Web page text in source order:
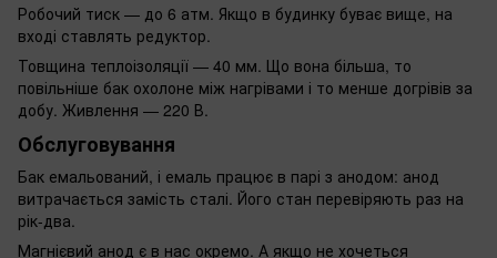
Робочий тиск — до 6 атм. Якщо в будинку буває вище, на
вході ставлять редуктор.
Товщина теплоізоляції — 40 мм. Що вона більша, то
повільніше бак охолоне між нагрівами і то менше догрівів за
добу. Живлення — 220 В.
Обслуговування
Бак емальований, і емаль працює в парі з анодом: анод
витрачається замість сталі. Його стан перевіряють раз на
рік-два.
Магнієвий анод є в нас окремо. А якщо не хочеться